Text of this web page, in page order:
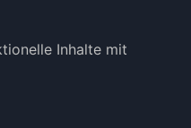
Inhalte mit